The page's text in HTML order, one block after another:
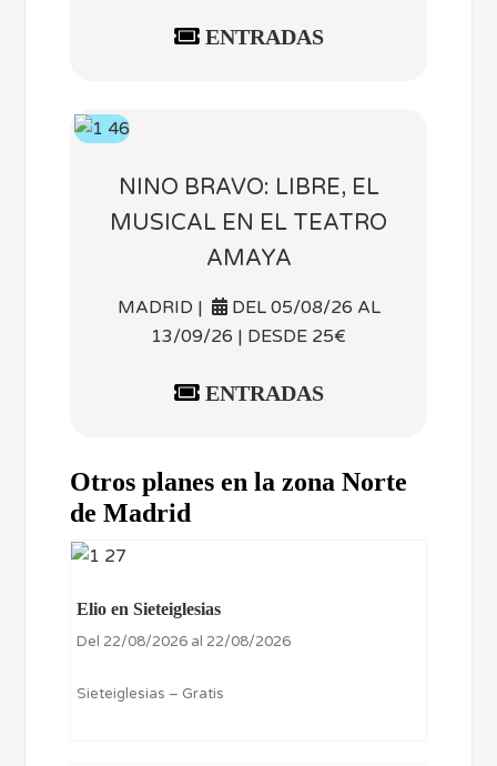
ENTRADAS
NINO BRAVO: LIBRE, EL
MUSICAL EN EL TEATRO
AMAYA
MADRID |
DEL 05/08/26 AL
13/09/26 | DESDE 25€
ENTRADAS
Otros planes en la zona Norte
de Madrid
Elio en Sieteiglesias
Del 22/08/2026 al 22/08/2026
Sieteiglesias – Gratis